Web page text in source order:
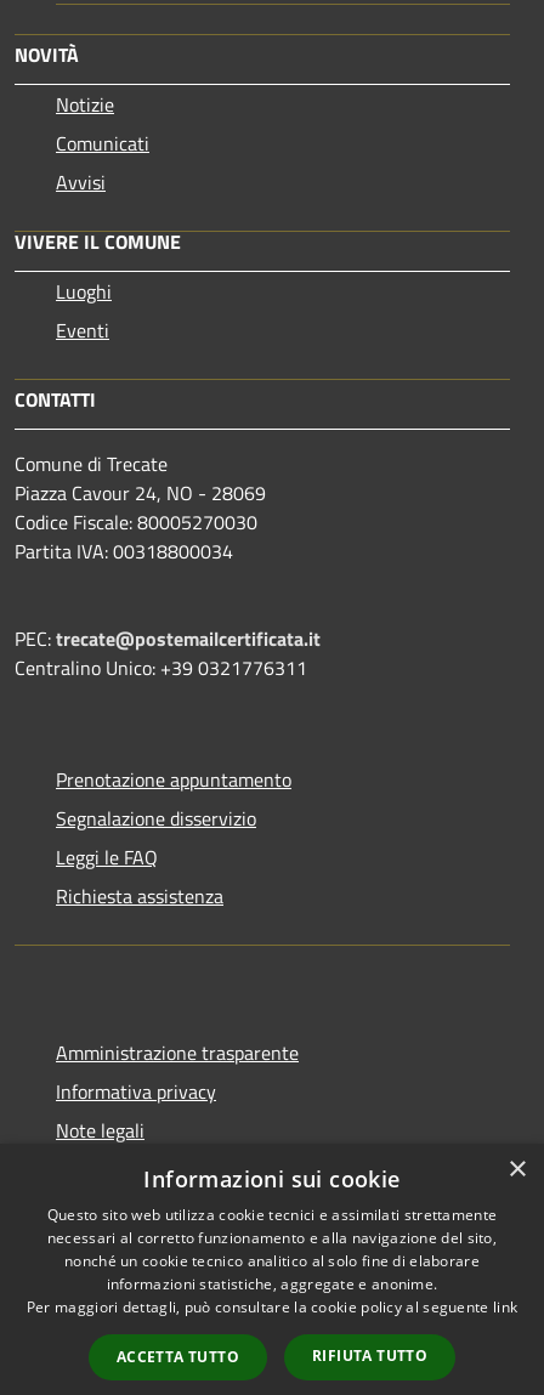
NOVITÀ
Notizie
Comunicati
Avvisi
VIVERE IL COMUNE
Luoghi
Eventi
CONTATTI
Comune di Trecate
Piazza Cavour 24, NO - 28069
Codice Fiscale: 80005270030
Partita IVA: 00318800034
PEC:trecate@postemailcertificata.it
Centralino Unico: +39 0321776311
Prenotazione appuntamento
Segnalazione disservizio
Leggi le FAQ
Richiesta assistenza
Amministrazione trasparente
Informativa privacy
Note legali
Dichiarazione di accessibilità
Accessibilità
Copyright © 2026 • Comune di
Trecate • Powered by
Municipium•
Accesso
redazione
×
Informazioni sui cookie
Questo sito web utilizza cookie tecnici e assimilati strettamente
necessari al corretto funzionamento e alla navigazione del sito,
nonché un cookie tecnico analitico al solo fine di elaborare
informazioni statistiche, aggregate e anonime.
Per maggiori dettagli, può consultare la cookie policy al seguente link
ACCETTA TUTTO RIFIUTA TUTTO